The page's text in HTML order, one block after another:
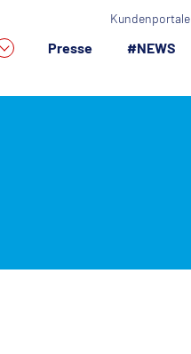
Presse #NEWS
Kundenportale